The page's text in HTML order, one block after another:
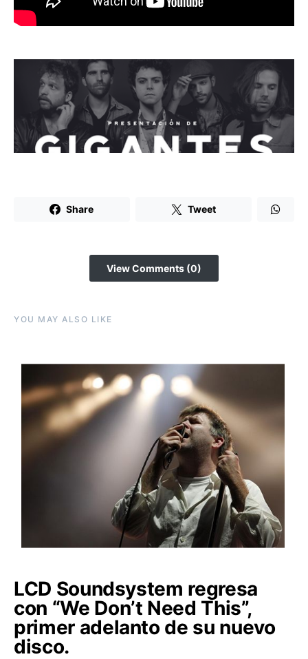
Share Tweet
View Comments (0)
YOU MAY ALSO LIKE
LCD Soundsystem regresa
con “We Don’t Need This”,
primer adelanto de su nuevo
disco.